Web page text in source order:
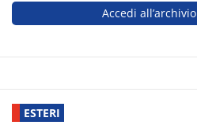
Accedi all’archivio
ESTERI